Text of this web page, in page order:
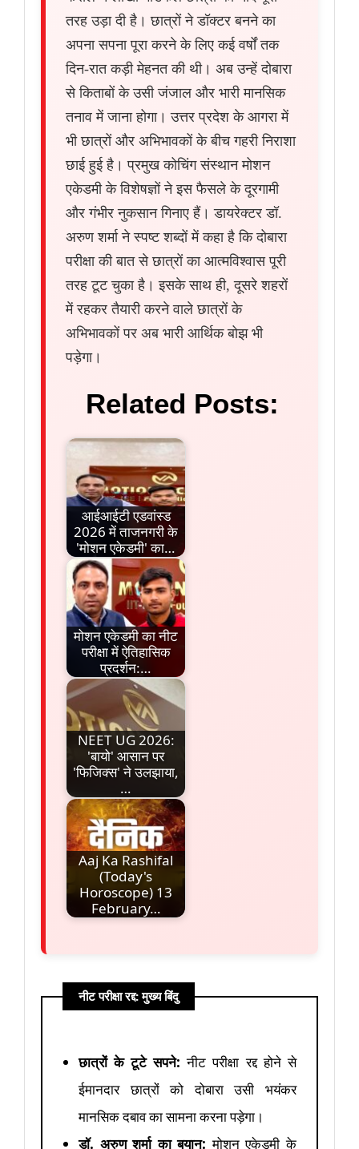
तरह उड़ा दी है। छात्रों ने डॉक्टर बनने का
अपना सपना पूरा करने के लिए कई वर्षों तक
दिन-रात कड़ी मेहनत की थी। अब उन्हें दोबारा
से किताबों के उसी जंजाल और भारी मानसिक
तनाव में जाना होगा। उत्तर प्रदेश के आगरा में
भी छात्रों और अभिभावकों के बीच गहरी निराशा
छाई हुई है। प्रमुख कोचिंग संस्थान मोशन
एकेडमी के विशेषज्ञों ने इस फैसले के दूरगामी
और गंभीर नुकसान गिनाए हैं। डायरेक्टर डॉ.
अरुण शर्मा ने स्पष्ट शब्दों में कहा है कि दोबारा
परीक्षा की बात से छात्रों का आत्मविश्वास पूरी
तरह टूट चुका है। इसके साथ ही, दूसरे शहरों
में रहकर तैयारी करने वाले छात्रों के
अभिभावकों पर अब भारी आर्थिक बोझ भी
पड़ेगा।
Related Posts:
आईआईटी एडवांस्ड
2026 में ताजनगरी के
'मोशन एकेडमी' का…
मोशन एकेडमी का नीट
परीक्षा में ऐतिहासिक
प्रदर्शन:…
NEET UG 2026:
'बायो' आसान पर
'फिजिक्स' ने उलझाया,
…
Aaj Ka Rashifal
(Today's
Horoscope) 13
February…
नीट परीक्षा रद्द: मुख्य बिंदु
छात्रों के टूटे सपने: नीट परीक्षा रद्द होने से
ईमानदार छात्रों को दोबारा उसी भयंकर
मानसिक दबाव का सामना करना पड़ेगा।
डॉ. अरुण शर्मा का बयान: मोशन एकेडमी के